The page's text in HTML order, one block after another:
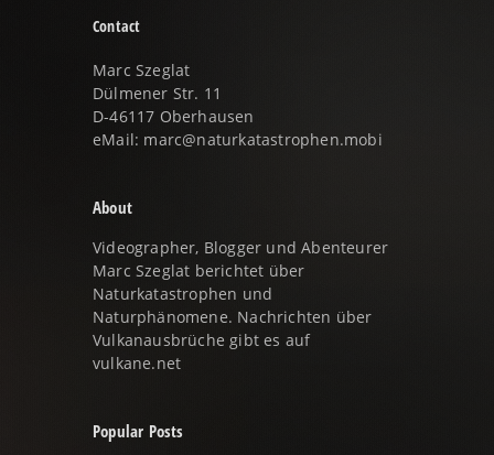
Contact
Marc Szeglat
Dülmener Str. 11
D-46117 Oberhausen
eMail: marc@naturkatastrophen.mobi
About
Videographer, Blogger und Abenteurer
Marc Szeglat berichtet über
Naturkatastrophen und
Naturphänomene. Nachrichten über
Vulkanausbrüche gibt es auf
vulkane.net
Popular Posts